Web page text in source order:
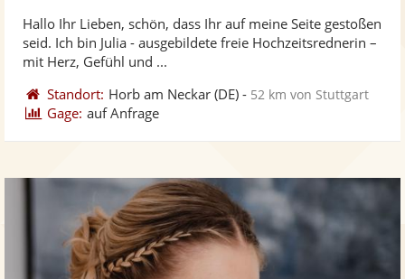
5
Hallo Ihr Lieben, schön, dass Ihr auf meine Seite gestoßen
seid. Ich bin Julia - ausgebildete freie Hochzeitsrednerin –
mit Herz, Gefühl und ...
Standort: Horb am Neckar (DE) - 52 km von Stuttgart
Gage: auf Anfrage